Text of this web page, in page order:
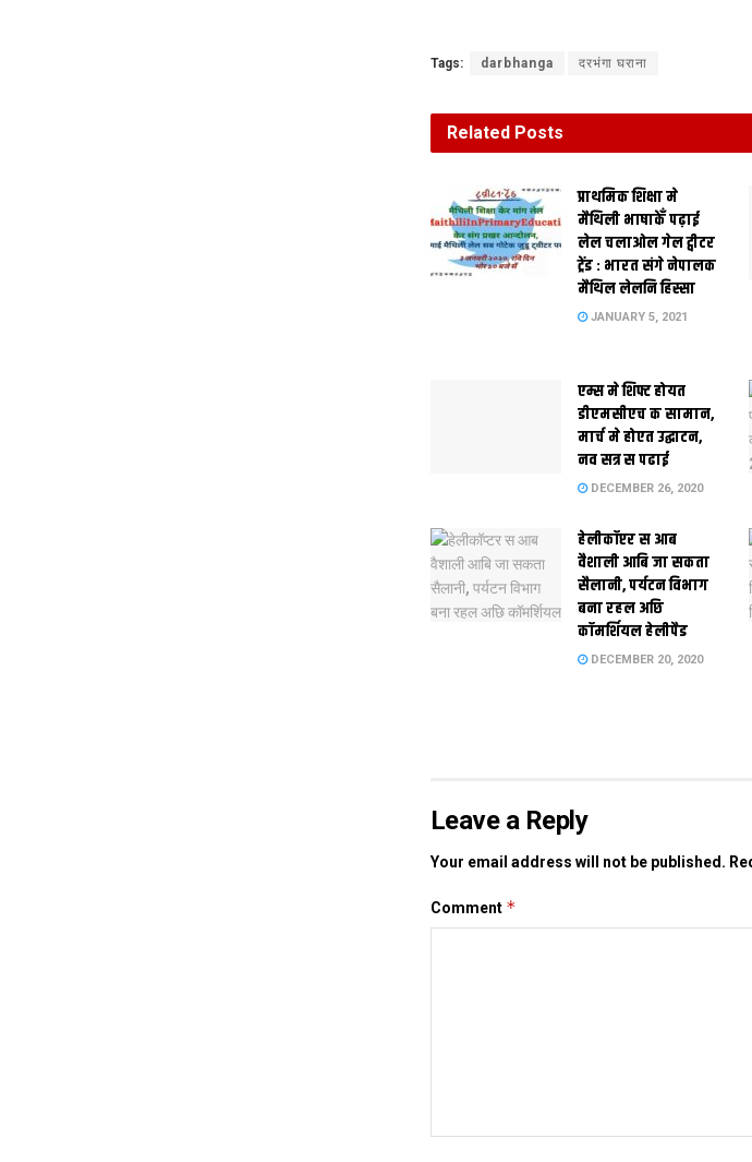
Tags: darbhanga दरभंगा घराना
Related Posts
प्राथमिक शि‍क्षा मे
मैथि‍ली भाषाकेँ पढ़ाई
लेल चलाओल गेल ट्वीटर
ट्रेंड : भारत संगे नेपालक
मैथिल लेलनि हिस्सा
JANUARY 5, 2021
एम्स मे शिफ्ट होयत
डीएमसीएच क सामान,
मार्च मे होएत उद्घाटन,
नव सत्र स पढाई
DECEMBER 26, 2020
हेलीकॉप्टर स आब
वैशाली आबि जा सकता
सैलानी, पर्यटन विभाग
बना रहल अछि
कॉमर्शियल हेलीपैड
DECEMBER 20, 2020
Leave a Reply
Your email address will not be published.
Comment *